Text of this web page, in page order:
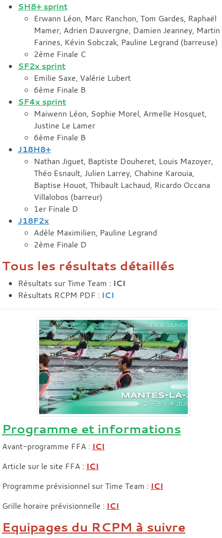
SH8+ sprint
Erwann Léon, Marc Ranchon, Tom Gardes, Raphaël
Mamer, Adrien Dauvergne, Damien Jeanney, Martin
Farines, Kévin Sobczak, Pauline Legrand (barreuse)
2ème Finale C
SF2x sprint
Emilie Saxe, Valérie Lubert
6ème Finale B
SF4x sprint
Maiwenn Léon, Sophie Morel, Armelle Hosquet,
Justine Le Lamer
6ème Finale B
J18H8+
Nathan Jiguet, Baptiste Douheret, Louis Mazoyer,
Théo Esnault, Julien Larrey, Chahine Karouia,
Baptise Houot, Thibault Lachaud, Ricardo Occana
Villalobos (barreur)
1er Finale D
J18F2x
Adèle Maximilien, Pauline Legrand
2ème Finale D
Tous les résultats détaillés
Résultats sur Time Team : ICI
Résultats RCPM PDF : ICI
Programme et informations
Avant-programme FFA : ICI
Article sur le site FFA : ICI
Programme prévisionnel sur Time Team : ICI
Grille horaire prévisionnelle : ICI
Equipages du RCPM à suivre